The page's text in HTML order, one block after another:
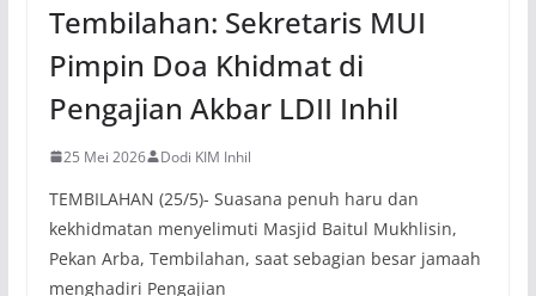
Tembilahan: Sekretaris MUI
Pimpin Doa Khidmat di
Pengajian Akbar LDII Inhil
25 Mei 2026 Dodi KIM Inhil
TEMBILAHAN (25/5)- Suasana penuh haru dan
kekhidmatan menyelimuti Masjid Baitul Mukhlisin,
Pekan Arba, Tembilahan, saat sebagian besar jamaah
menghadiri Pengajian